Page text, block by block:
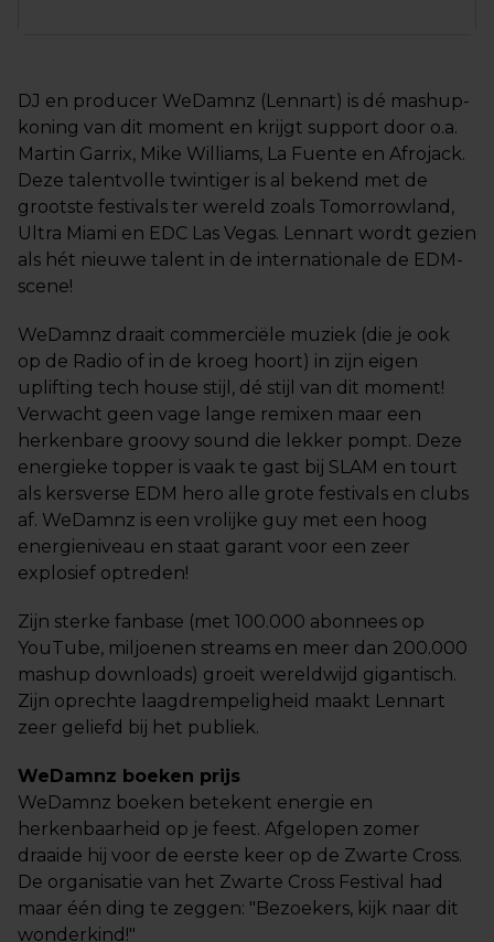
DJ en producer WeDamnz (Lennart) is dé mashup-
koning van dit moment en krijgt support door o.a.
Martin Garrix, Mike Williams, La Fuente en Afrojack.
Deze talentvolle twintiger is al bekend met de
grootste festivals ter wereld zoals Tomorrowland,
Ultra Miami en EDC Las Vegas. Lennart wordt gezien
als hét nieuwe talent in de internationale de EDM-
scene!
WeDamnz draait commerciële muziek (die je ook
op de Radio of in de kroeg hoort) in zijn eigen
uplifting tech house stijl, dé stijl van dit moment!
Verwacht geen vage lange remixen maar een
herkenbare groovy sound die lekker pompt. Deze
energieke topper is vaak te gast bij SLAM en tourt
als kersverse EDM hero alle grote festivals en clubs
af. WeDamnz is een vrolijke guy met een hoog
energieniveau en staat garant voor een zeer
explosief optreden!
Zijn sterke fanbase (met 100.000 abonnees op
YouTube, miljoenen streams en meer dan 200.000
mashup downloads) groeit wereldwijd gigantisch.
Zijn oprechte laagdrempeligheid maakt Lennart
zeer geliefd bij het publiek.
WeDamnz boeken prijs
WeDamnz boeken betekent energie en
herkenbaarheid op je feest. Afgelopen zomer
draaide hij voor de eerste keer op de Zwarte Cross.
De organisatie van het Zwarte Cross Festival had
maar één ding te zeggen: "Bezoekers, kijk naar dit
wonderkind!"